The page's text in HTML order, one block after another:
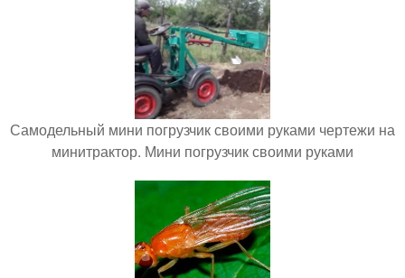
Самодельный мини погрузчик своими руками чертежи на
минитрактор. Мини погрузчик своими руками